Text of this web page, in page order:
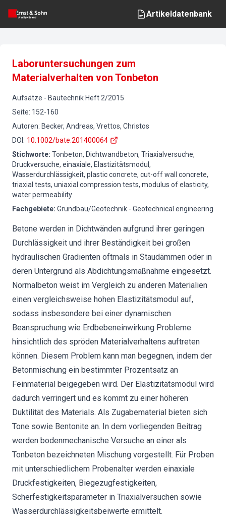
Artikeldatenbank
Laboruntersuchungen zum
Materialverhalten von Tonbeton
Aufsätze - Bautechnik Heft 2/2015
Seite: 152-160
Autoren: Becker, Andreas, Vrettos, Christos
DOI : 10.1002/bate.201400064
Stichworte: Tonbeton, Dichtwandbeton, Triaxialversuche,
Druckversuche, einaxiale, Elastizitätsmodul,
Wasserdurchlässigkeit, plastic concrete, cut-off wall concrete,
triaxial tests, uniaxial compression tests, modulus of elasticity,
water permeability
Fachgebiete: Grundbau/Geotechnik - Geotechnical engineering
Betone werden in Dichtwänden aufgrund ihrer geringen
Durchlässigkeit und ihrer Beständigkeit bei großen
hydraulischen Gradienten oftmals in Staudämmen oder in
deren Untergrund als Abdichtungsmaßnahme eingesetzt.
Normalbeton weist im Vergleich zu anderen Materialien
einen vergleichsweise hohen Elastizitätsmodul auf,
sodass insbesondere bei einer dynamischen
Beanspruchung wie Erdbebeneinwirkung Probleme
hinsichtlich des spröden Materialverhaltens auftreten
können. Diesem Problem kann man begegnen, indem der
Betonmischung ein bestimmter Prozentsatz an
Feinmaterial beigegeben wird. Der Elastizitätsmodul wird
dadurch verringert und es kommt zu einer höheren
Duktilität des Materials. Als Zugabematerial bieten sich
Tone sowie Bentonite an. In dem vorliegenden Beitrag
werden bodenmechanische Versuche an einer als
Tonbeton bezeichneten Mischung vorgestellt. Für Proben
mit unterschiedlichem Probenalter werden einaxiale
Druckfestigkeiten, Biegezugfestigkeiten,
Scherfestigkeitsparameter in Triaxialversuchen sowie
Wasserdurchlässigkeitsbeiwerte ermittelt.